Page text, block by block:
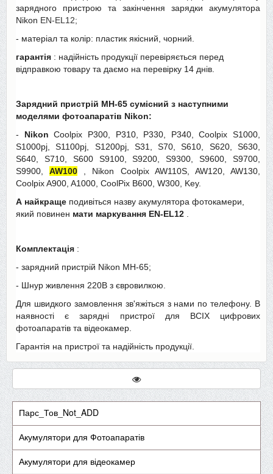
зарядного пристрою та закінчення зарядки акумулятора
Nikon EN-EL12;
- матеріал та колір: пластик якісний, чорний.
гарантія : надійність продукції перевіряється перед
відправкою товару та даємо на перевірку 14 днів.
Зарядний пристрій MH-65 сумісний з наступними
моделями фотоапаратів Nikon:
-
Nikon Coolpix P300, P310, P330, P340, Coolpix S1000,
S1000pj, S1100pj, S1200pj, S31, S70, S610, S620, S630,
S640, S710, S600 S9100, S9200, S9300, S9600, S9700,
S9900,AW100 , Nikon Coolpix AW110S, AW120, AW130,
Coolpix A900, A1000, CoolPix B600, W300, Key.
А найкраще подивіться назву акумулятора фотокамери,
який повинен мати маркування EN-EL12
Комплектація :
- зарядний пристрій Nikon MH-65;
- Шнур живлення 220В з євровилкою.
Для швидкого замовлення зв'яжіться з нами по телефону. В
наявності є зарядні пристрої для ВСІХ цифрових
фотоапаратів та відеокамер.
Гарантія на пристрої та надійність продукції.
Парс_Тов_Not_ADD
Акумулятори для Фотоапаратів
Акумулятори для відеокамер